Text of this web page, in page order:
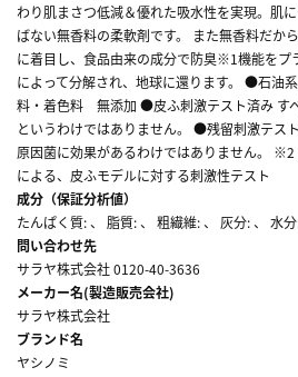
わり肌まさつ低減＆優れた吸水性を実現。肌
ばない無香料の柔軟剤です。 また無香料だか
に着目し、食品由来の成分で防臭※1機能をプ
によって分解され、地球に還ります。 ●石油
料・着色料 無添加 ●皮ふ刺激テスト済み す
というわけではありません。 ●残留刺激テ
原因菌に効果があるわけではありません。
による、皮ふモデルに対する刺激性テスト
成分（保証分析値）
たんぱく質: 、 脂質: 、 粗繊維: 、 灰分: 、 水
問い合わせ先
サラヤ株式会社 0120-40-3636
メーカー名(製造販売会社)
サラヤ株式会社
ブランド名
ヤシノミ